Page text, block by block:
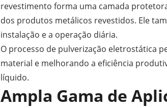
revestimento forma uma camada
dos produtos metálicos revestidos. Ele
instalação e a operação diária.
O processo de pulverização eletrostática
material e melhorando a eficiência
líquido.
Ampla Gama de